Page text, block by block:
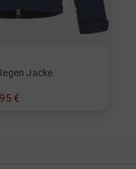
Jacke
€